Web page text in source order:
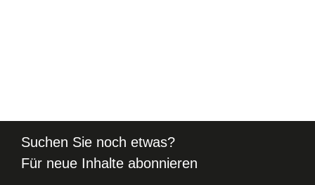
Suchen Sie noch etwas?
Für neue Inhalte abonnieren